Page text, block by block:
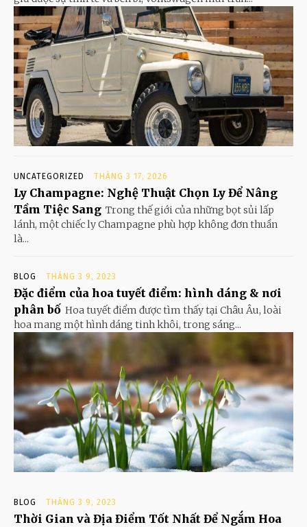
UNCATEGORIZED THÁNG 3 17, 2026
Ly Champagne: Nghệ Thuật Chọn Ly Để Nâng
Tầm Tiệc Sang Trong thế giới của những bọt sủi lấp
lánh, một chiếc ly Champagne phù hợp không đơn thuần
là...
BLOG THÁNG 3 9, 2023
Đặc điểm của hoa tuyết điểm: hình dáng & nơi
phân bố Hoa tuyết điểm được tìm thấy tại Châu Âu, loài
hoa mang một hình dáng tinh khôi, trong sáng...
BLOG THÁNG 3 9, 2023
Thời Gian và Địa Điểm Tốt Nhất Để Ngắm Hoa